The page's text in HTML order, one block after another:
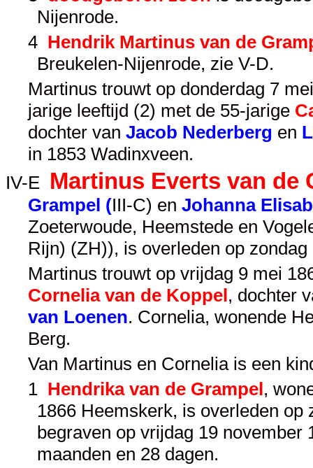
Nijenrode.
4 Hendrik Martinus van de
Breukelen-Nijenrode, zie V-D.
Martinus trouwt op donderdag 7
jarige leeftijd (2) met de 55-jarige
dochter van Jacob Nederberg en
in 1853 Wadinxveen.
IV-E Martinus Everts van de
Grampel (III-C) en Johanna
Zoeterwoude, Heemstede en
Rijn) (ZH)), is overleden op
Martinus trouwt op vrijdag 9 mei
Cornelia van de Koppel, dochter
van Loenen. Cornelia, wonende
Berg.
Van Martinus en Cornelia is een
1 Hendrika van de Grampel,
1866 Heemskerk, is overleden
begraven op vrijdag 19
maanden en 28 dagen.